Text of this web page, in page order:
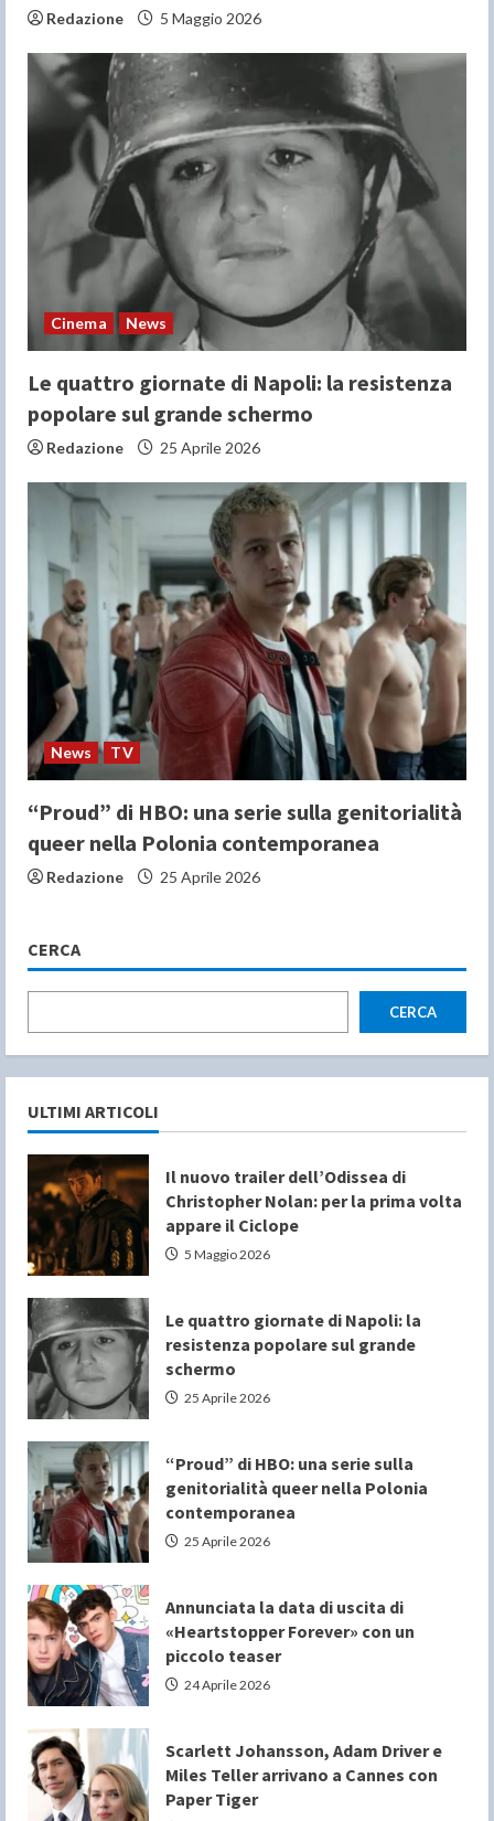
Redazione 5 Maggio 2026
Cinema News
Le quattro giornate di Napoli: la resistenza
popolare sul grande schermo
Redazione 25 Aprile 2026
News TV
“Proud” di HBO: una serie sulla genitorialità
queer nella Polonia contemporanea
Redazione 25 Aprile 2026
CERCA
CERCA
ULTIMI ARTICOLI
Il nuovo trailer dell’Odissea di
Christopher Nolan: per la prima volta
appare il Ciclope
5 Maggio 2026
Le quattro giornate di Napoli: la
resistenza popolare sul grande
schermo
25 Aprile 2026
“Proud” di HBO: una serie sulla
genitorialità queer nella Polonia
contemporanea
25 Aprile 2026
Annunciata la data di uscita di
«Heartstopper Forever» con un
piccolo teaser
24 Aprile 2026
Scarlett Johansson, Adam Driver e
Miles Teller arrivano a Cannes con
Paper Tiger